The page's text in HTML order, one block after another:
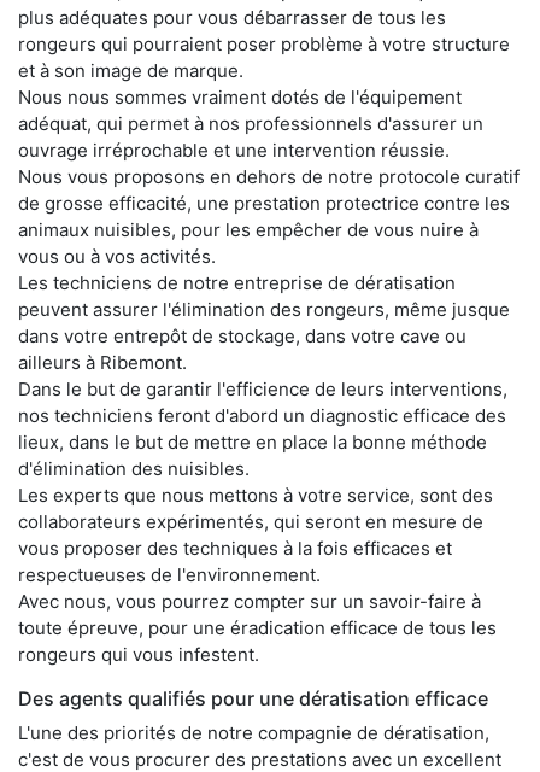
plus adéquates pour vous débarrasser de tous les
rongeurs qui pourraient poser problème à votre structure
et à son image de marque.
Nous nous sommes vraiment dotés de l'équipement
adéquat, qui permet à nos professionnels d'assurer un
ouvrage irréprochable et une intervention réussie.
Nous vous proposons en dehors de notre protocole curatif
de grosse efficacité, une prestation protectrice contre les
animaux nuisibles, pour les empêcher de vous nuire à
vous ou à vos activités.
Les techniciens de notre entreprise de dératisation
peuvent assurer l'élimination des rongeurs, même jusque
dans votre entrepôt de stockage, dans votre cave ou
ailleurs à Ribemont.
Dans le but de garantir l'efficience de leurs interventions,
nos techniciens feront d'abord un diagnostic efficace des
lieux, dans le but de mettre en place la bonne méthode
d'élimination des nuisibles.
Les experts que nous mettons à votre service, sont des
collaborateurs expérimentés, qui seront en mesure de
vous proposer des techniques à la fois efficaces et
respectueuses de l'environnement.
Avec nous, vous pourrez compter sur un savoir-faire à
toute épreuve, pour une éradication efficace de tous les
rongeurs qui vous infestent.
Des agents qualifiés pour une dératisation efficace
L'une des priorités de notre compagnie de dératisation,
c'est de vous procurer des prestations avec un excellent